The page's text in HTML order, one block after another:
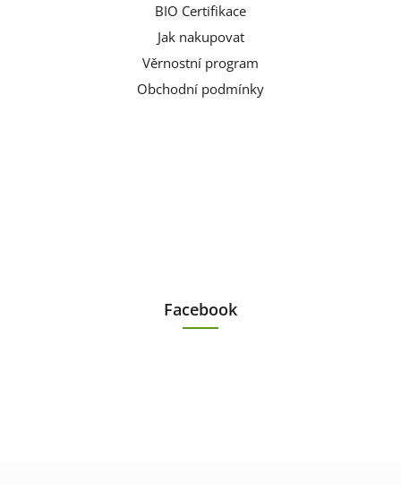
BIO Certifikace
Jak nakupovat
Věrnostní program
Obchodní podmínky
Facebook